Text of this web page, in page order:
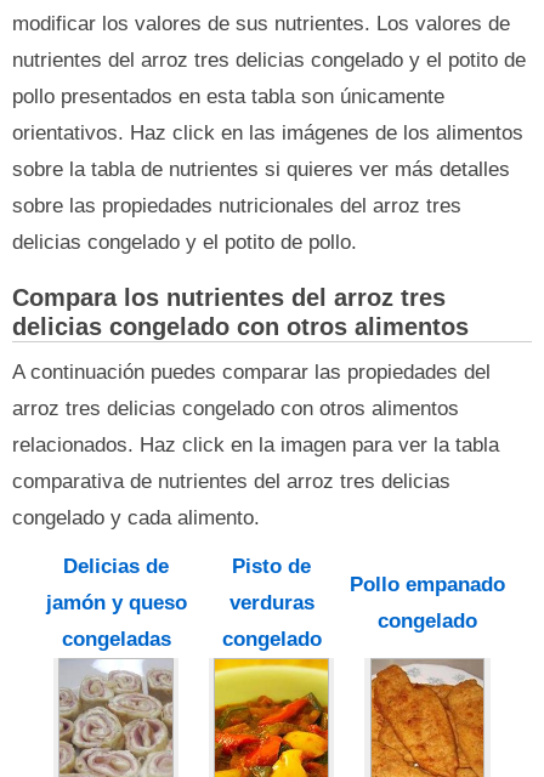
modificar los valores de sus nutrientes. Los valores de
nutrientes del arroz tres delicias congelado y el potito de
pollo presentados en esta tabla son únicamente
orientativos. Haz click en las imágenes de los alimentos
sobre la tabla de nutrientes si quieres ver más detalles
sobre las propiedades nutricionales del arroz tres
delicias congelado y el potito de pollo.
Compara los nutrientes del arroz tres
delicias congelado con otros alimentos
A continuación puedes comparar las propiedades del
arroz tres delicias congelado con otros alimentos
relacionados. Haz click en la imagen para ver la tabla
comparativa de nutrientes del arroz tres delicias
congelado y cada alimento.
Delicias de
jamón y queso
congeladas
Pisto de
verduras
congelado
Pollo empanado
congelado